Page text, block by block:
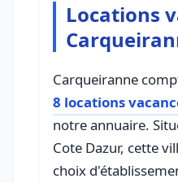
Locations
Carqueiranne
8 locations
notre annuaire.
Cote Dazur, cette
choix